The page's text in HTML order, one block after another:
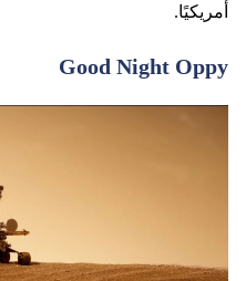
أمريكيًا.
Good Night Oppy